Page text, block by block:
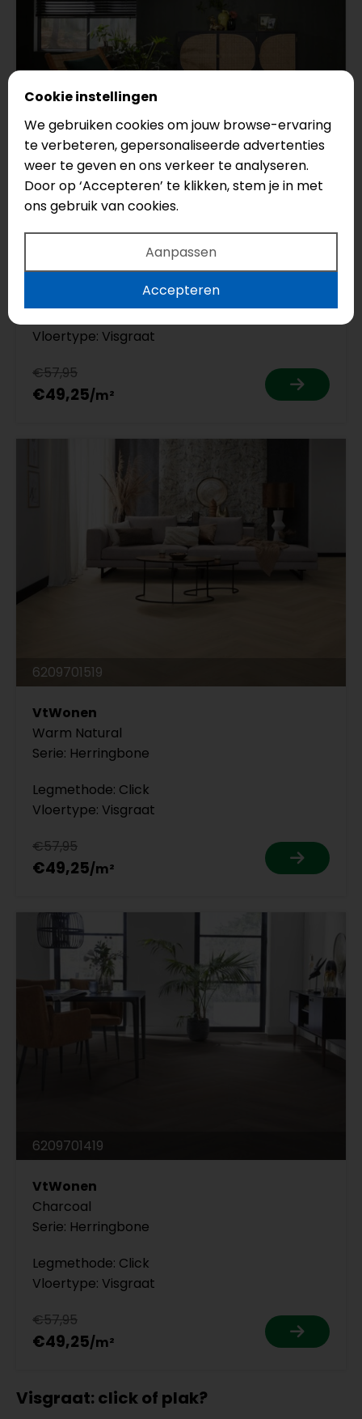
6209701119
VtWonen
Vloertype: Visgraat
€57,95
€49,25
6209701519
VtWonen
Warm Natural
Serie: Herringbone
Legmethode: Click
Vloertype: Visgraat
€57,95
€49,25
6209701419
VtWonen
Charcoal
Serie: Herringbone
Legmethode: Click
Vloertype: Visgraat
€57,95
€49,25
Visgraat: click of plak?
Cookie instellingen
We gebruiken cookies om jouw browse-ervaring
te verbeteren, gepersonaliseerde advertenties
weer te geven en ons verkeer te analyseren.
Door op ‘Accepteren’ te klikken, stem je in met
ons gebruik van cookies.
Aanpassen
Accepteren